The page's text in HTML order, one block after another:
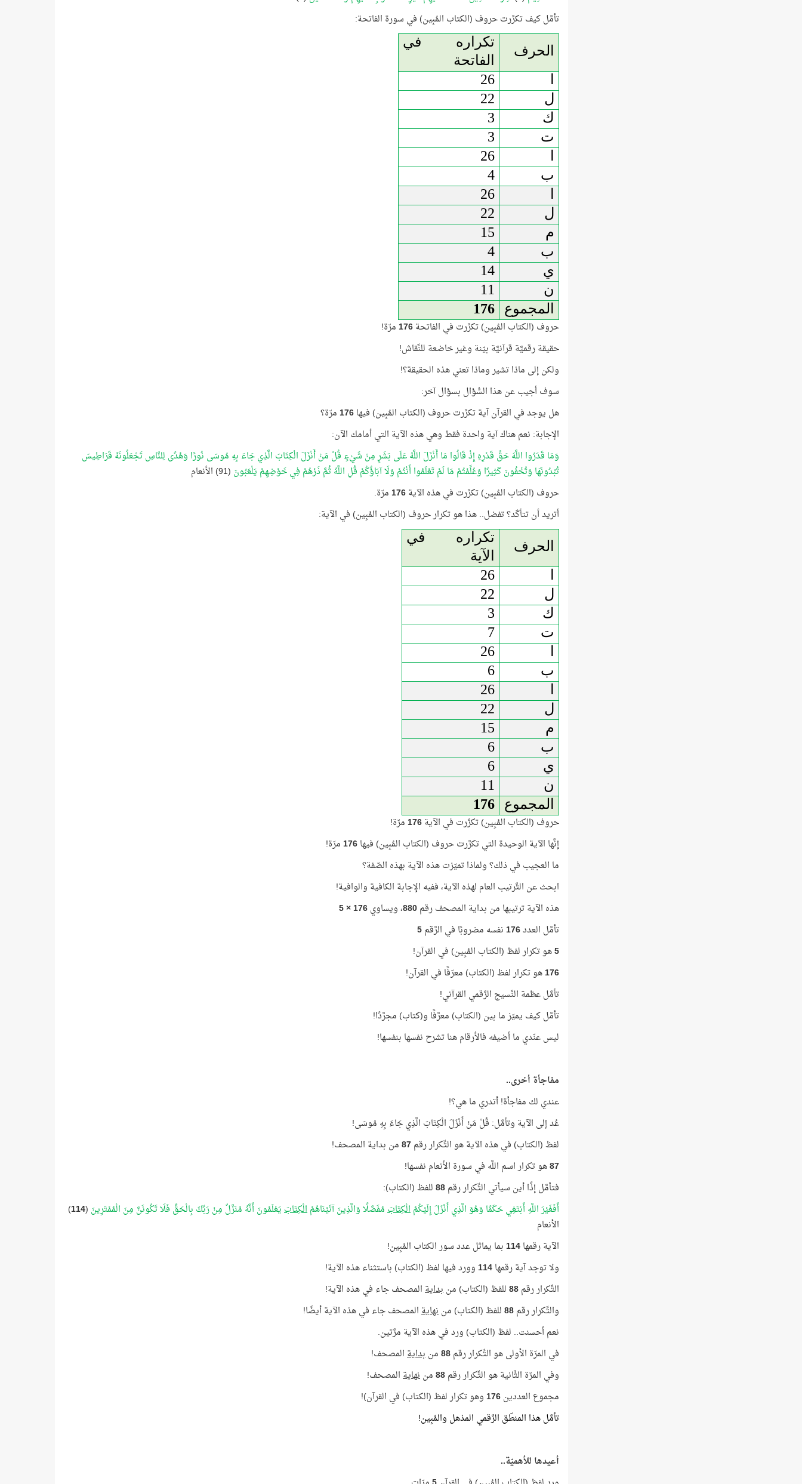
تأمَّل كيف تكرَّرت حروف (الكتاب المُبِين) في سورة الفاتحة:
الحرف
تكراره في
الفاتحة
26
ل
22
ك
3
ت
3
26
ب
4
26
ل
22
م
15
ب
4
ي
14
ن
11
المجموع
176
حروف (الكتاب المُبِين) تكرَّرت في الفاتحة176مرّة!
حقيقة رقميَّة قرآنيَّة بيّنة وغير خاضعة للنِّقاش!
ولكن إلى ماذا تشير وماذا تعني هذه الحقيقة؟!
سوف أجيب عن هذا السُّؤال بسؤال آخر:
هل يوجد في القرآن آية تكرَّرت حروف (الكتاب المُبِين) فيها176مرّة؟
الإجابة: نعم هناك آية واحدة فقط وهي هذه الآية التي أمامك الآن:
وَمَا قَدَرُوا اللَّهَ حَقَّ قَدْرِهِ إِذْ قَالُوا مَا أَنْزَلَ اللَّهُ عَلَى بَشَرٍ مِنْ شَيْءٍ قُلْ مَنْ أَنْزَلَ الْكِتَابَ الَّذِي جَاءَ بِهِ مُوسَى نُورًا وَهُدًى لِلنَّاسِ تَجْعَلُونَهُ قَرَاطِيسَ
تُبْدُونَهَا وَتُخْفُونَ كَثِيرًا وَعُلِّمْتُمْ مَا لَمْ تَعْلَمُوا أَنْتُمْ وَلَا آبَاؤُكُمْ قُلِ اللَّهُ ثُمَّ ذَرْهُمْ فِي خَوْضِهِمْ يَلْعَبُونَ (91) الأنعام
حروف (الكتاب المُبِين) تكرَّرت في هذه الآية176مرّة.
أتريد أن تتأكّد؟ تفضل.. هذا هو تكرار حروف (الكتاب المُبِين) في الآية:
الحرف
تكراره في
الآية
26
ل
22
ك
3
ت
7
26
ب
6
26
ل
22
م
15
ب
6
ي
6
ن
11
المجموع
176
حروف (الكتاب المُبِين) تكرَّرت في الآية176مرّة!
إنَّها الآية الوحيدة التي تكرَّرت حروف (الكتاب المُبِين) فيها176مرّة!
ما العجيب في ذلك؟ ولماذا تميّزت هذه الآية بهذه الصّفة؟
ابحث عن التَّرتيب العام لهذه الآية، ففيه الإجابة الكافية والوافية!
هذه الآية ترتيبها من بداية المصحف رقم880، ويساوي176 × 5
تأمَّل العدد176نفسه مضروبًا في الرَّقم5
5هو تكرار لفظ (الكتاب المُبِين) في القرآن!
176هو تكرار لفظ (الكتاب) معرّفًا في القرآن!
تأمَّل عظمة النَّسيج الرَّقمي القرآني!
تأمَّل كيف يميّز ما بين (الكتاب) معرَّفًا و(كتاب) مجرَّدًا!
ليس عنّدي ما أضيفه فالأرقام هنا تشرح نفسها بنفسها!
مفاجأة أخرى..
عندي لك مفاجأة! أتدري ما هي؟!
عُد إلى الآية وتأمَّل: قُلْ مَنْ أَنْزَلَ الْكِتَابَ الَّذِي جَاءَ بِهِ مُوسَى!
لفظ (الكتاب) في هذه الآية هو التِّكرار رقم87من بداية المصحف!
87هو تكرار اسم اللَّه في سورة الأنعام نفسها!
فتأمَّل إذًا أين سيأتي التِّكرار رقم88للفظ (الكتاب):
أَفَغَيْرَ اللَّهِ أَبْتَغِي حَكَمًا وَهُوَ الَّذِي أَنْزَلَ إِلَيْكُمُالْكِتَابَمُفَصَّلًا وَالَّذِينَ آتَيْنَاهُمُالْكِتَابَيَعْلَمُونَ أَنَّهُ مُنَزَّلٌ مِنْ رَبِّكَ بِالْحَقِّ فَلَا تَكُونَنَّ مِنَ الْمُمْتَرِينَ (
114
)
الأنعام
الآية رقمها114بما يماثل عدد سور الكتاب المُبِين!
ولا توجد آية رقمها114وورد فيها لفظ (الكتاب) باستثناء هذه الآية!
التِّكرار رقم88للفظ (الكتاب) منبدايةالمصحف جاء في هذه الآية!
والتِّكرار رقم88للفظ (الكتاب) مننهايةالمصحف جاء في هذه الآية أيضًا!
نعم أحسنت.. لفظ (الكتاب) ورد في هذه الآية مرَّتين.
في المرّة الأولى هو التِّكرار رقم88منبدايةالمصحف!
وفي المرّة الثَّانية هو التِّكرار رقم88مننهايةالمصحف!
مجموع العددين176وهو تكرار لفظ (الكتاب) في القرآن)!
تأمَّل هذا المنطّق الرَّقمي المذهل والمُبِين!
أعيدها للأهميّة..